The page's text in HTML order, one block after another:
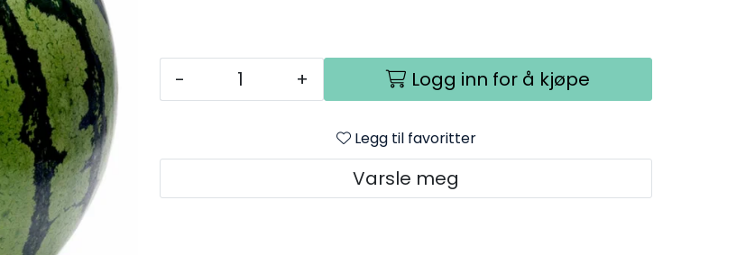
- + Logg inn for å kjøpe
Legg til favoritter
Varsle meg